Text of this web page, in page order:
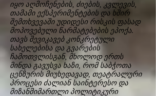
იყო აღმოჩენების, ძიების, კვლევის,
თამამი ექსპერიმენტების და ხშირ
შემთხვევაში უდიდესი რისკის ფასად
მოპოვებული წარმატებების ეპოქა.
თავს შევიკავებ კონკრეტული
სახელებისა და გვარების
ჩამოთვლისგან, მხოლოდ ერთს
მინდა გავუსვა ხაზი, რომ საბჭოთა
ცენზურის მიუხედავად, თეატრალური
პროცესი ძალიან საინტერესო და
მიზანმიმართლი პოლიტიკური